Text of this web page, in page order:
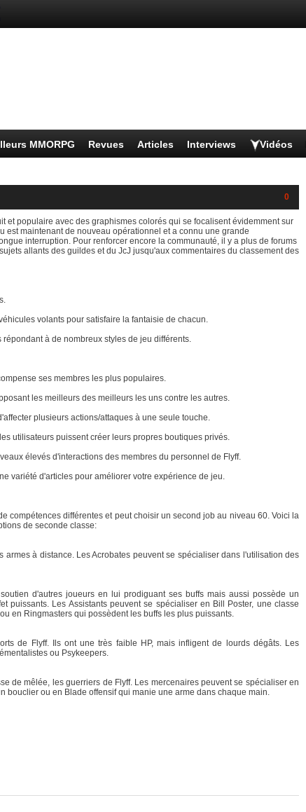
MMORPG Revues Articles Interviews Vidéos
0
et populaire avec des graphismes colorés qui se focalisent évidemment sur
est maintenant de nouveau opérationnel et a connu une grande
interruption. Pour renforcer encore la communauté, il y a plus de forums
allants des guildes et du JcJ jusqu'aux commentaires du classement des
volants pour satisfaire la fantaisie de chacun.
à de nombreux styles de jeu différents.
ses membres les plus populaires.
les meilleurs des meilleurs les uns contre les autres.
plusieurs actions/attaques à une seule touche.
utilisateurs puissent créer leurs propres boutiques privés.
élevés d'interactions des membres du personnel de Flyff.
variété d'articles pour améliorer votre expérience de jeu.
compétences différentes et peut choisir un second job au niveau 60. Voici la
de seconde classe:
armes à distance. Les Acrobates peuvent se spécialiser dans l'utilisation des
d'autres joueurs en lui prodiguant ses buffs mais aussi possède un
puissants. Les Assistants peuvent se spécialiser en Bill Poster, une classe
en Ringmasters qui possèdent les buffs les plus puissants.
de Flyff. Ils ont une très faible HP, mais infligent de lourds dégâts. Les
ou Psykeepers.
de mêlée, les guerriers de Flyff. Les mercenaires peuvent se spécialiser en
bouclier ou en Blade offensif qui manie une arme dans chaque main.